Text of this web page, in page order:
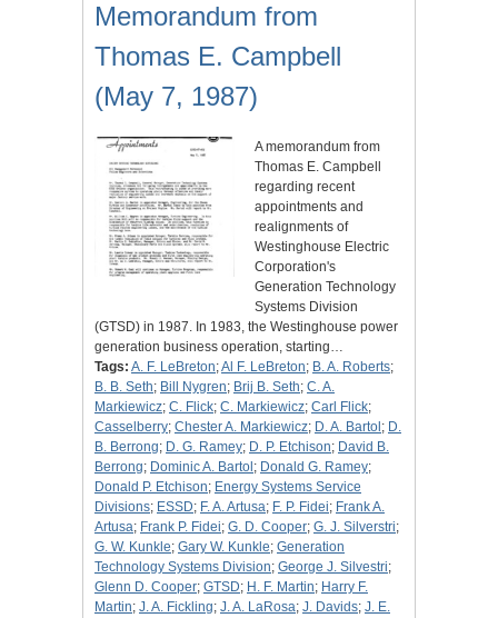
Memorandum from
Thomas E. Campbell
(May 7, 1987)
A memorandum from
Thomas E. Campbell
regarding recent
appointments and
realignments of
Westinghouse Electric
Corporation's
Generation Technology
Systems Division
(GTSD) in 1987. In 1983, the Westinghouse power
generation business operation, starting…
Tags: A. F. LeBreton;Al F. LeBreton; B. A. Roberts;
B. B. Seth; Bill Nygren; Brij B. Seth; C. A.
Markiewicz; C. Flick; C. Markiewicz; Carl Flick;
Casselberry; Chester A. Markiewicz; D. A. Bartol ; D.
B. Berrong; D. G. Ramey; D. P. Etchison; David B.
Berrong; Dominic A. Bartol ; Donald G. Ramey;
Donald P. Etchison; Energy Systems Service
Divisions; ESSD; F. A. Artusa; F. P. Fidei; Frank A.
Artusa; Frank P. Fidei; G. D. Cooper; G. J. Silverstri;
G. W. Kunkle; Gary W. Kunkle; Generation
Technology Systems Division; George J. Silvestri;
Glenn D. Cooper; GTSD; H. F. Martin; Harry F.
Martin; J. A. Fickling; J. A. LaRosa; J. Davids; J. E.